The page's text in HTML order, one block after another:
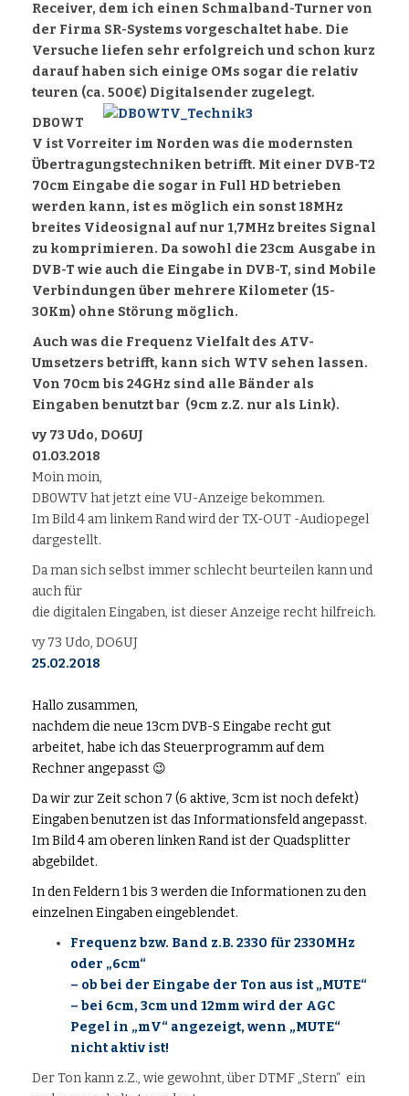
Receiver, dem ich einen Schmalband-Turner von
der Firma SR-Systems vorgeschaltet habe. Die
Versuche liefen sehr erfolgreich und schon kurz
darauf haben sich einige OMs sogar die relativ
teuren (ca. 500€) Digitalsender zugelegt.
DB0WT
V ist Vorreiter im Norden was die modernsten
Übertragungstechniken betrifft. Mit einer DVB-T2
70cm Eingabe die sogar in Full HD betrieben
werden kann, ist es möglich ein sonst 18MHz
breites Videosignal auf nur 1,7MHz breites Signal
zu komprimieren. Da sowohl die 23cm Ausgabe in
DVB-T wie auch die Eingabe in DVB-T, sind Mobile
Verbindungen über mehrere Kilometer (15-
30Km) ohne Störung möglich.
Auch was die Frequenz Vielfalt des ATV-
Umsetzers betrifft, kann sich WTV sehen lassen.
Von 70cm bis 24GHz sind alle Bänder als
Eingaben benutzt bar (9cm z.Z. nur als Link).
vy 73 Udo, DO6UJ
01.03.2018
Moin moin,
DB0WTV hat jetzt eine VU-Anzeige bekommen.
Im Bild 4 am linkem Rand wird der TX-OUT -Audiopegel
dargestellt.
Da man sich selbst immer schlecht beurteilen kann und
auch für
die digitalen Eingaben, ist dieser Anzeige recht hilfreich.
vy 73 Udo, DO6UJ
25.02.2018
Hallo zusammen,
nachdem die neue 13cm DVB-S Eingabe recht gut
arbeitet, habe ich das Steuerprogramm auf dem
Rechner angepasst 😉
Da wir zur Zeit schon 7 (6 aktive, 3cm ist noch defekt)
Eingaben benutzen ist das Informationsfeld angepasst.
Im Bild 4 am oberen linken Rand ist der Quadsplitter
abgebildet.
In den Feldern 1 bis 3 werden die Informationen zu den
einzelnen Eingaben eingeblendet.
Frequenz bzw. Band z.B. 2330 für 2330MHz
oder „6cm“
– ob bei der Eingabe der Ton aus ist „MUTE“
– bei 6cm, 3cm und 12mm wird der AGC
Pegel in „mV“ angezeigt, wenn „MUTE“
nicht aktiv ist!
Der Ton kann z.Z., wie gewohnt, über DTMF „Stern“ ein